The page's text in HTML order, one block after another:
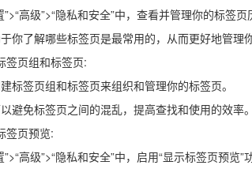
”>“高级”>“隐私和安全”中，查看并管理你的标签页
你了解哪些标签页是最常用的，从而更好地管理
签页组和标签页:
标签页组和标签页来组织和管理你的标签页。
避免标签页之间的混乱，提高查找和使用的效率。
签页预览:
高级”>“隐私和安全”中，启用“显示标签页预览”